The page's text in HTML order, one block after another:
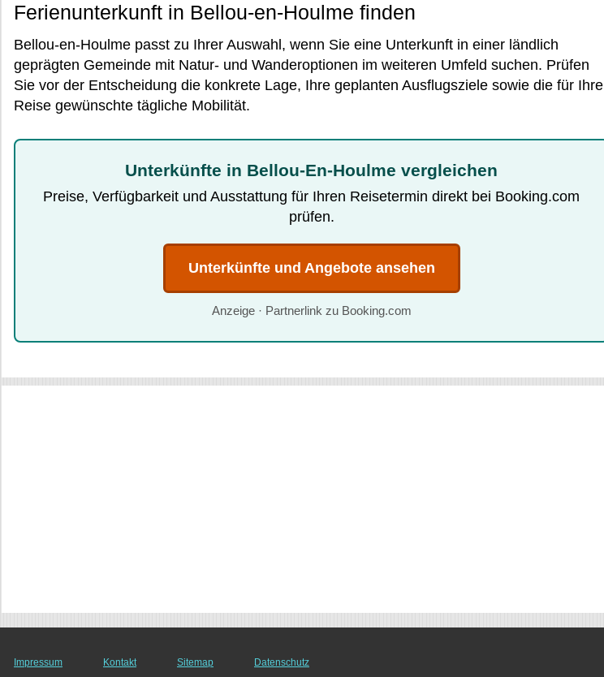
Ferienunterkunft in Bellou-en-Houlme finden
Bellou-en-Houlme passt zu Ihrer Auswahl, wenn Sie eine Unterkunft in einer ländlich
geprägten Gemeinde mit Natur- und Wanderoptionen im weiteren Umfeld suchen. Prüfen
Sie vor der Entscheidung die konkrete Lage, Ihre geplanten Ausflugsziele sowie die für Ihre
Reise gewünschte tägliche Mobilität.
Unterkünfte in Bellou-En-Houlme vergleichen
Preise, Verfügbarkeit und Ausstattung für Ihren Reisetermin direkt bei Booking.com
prüfen.
Unterkünfte und Angebote ansehen
Anzeige · Partnerlink zu Booking.com
Impressum Kontakt Sitemap Datenschutz